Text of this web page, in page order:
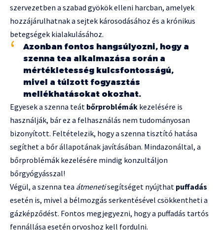
szervezetben a szabad gyökök elleni harcban, amelyek
hozzájárulhatnak a sejtek károsodásához és a krónikus
betegségek kialakulásához.
Azonban fontos hangsúlyozni, hogy a
szenna tea alkalmazása során a
mértékletesség kulcsfontosságú,
mivel a túlzott fogyasztás
mellékhatásokat okozhat.
Egyesek a szenna teát bőrproblémák kezelésére is
használják, bár ez a felhasználás nem tudományosan
bizonyított. Feltételezik, hogy a szenna tisztító hatása
segíthet a bőr állapotának javításában. Mindazonáltal, a
bőrproblémák kezelésére mindig konzultáljon
bőrgyógyásszal!
Végül, a szenna tea átmenetisegítséget nyújthat puffadás
esetén is, mivel a bélmozgás serkentésével csökkentheti a
gázképződést. Fontos megjegyezni, hogy a puffadás tartós
fennállása esetén orvoshoz kell fordulni.